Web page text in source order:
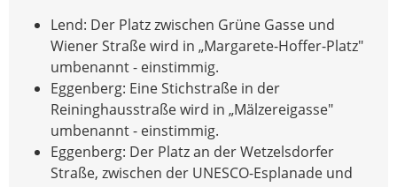
Lend: Der Platz zwischen Grüne Gasse und
Wiener Straße wird in „Margarete-Hoffer-Platz"
umbenannt - einstimmig.
Eggenberg: Eine Stichstraße in der
Reininghausstraße wird in „Mälzereigasse"
umbenannt - einstimmig.
Eggenberg: Der Platz an der Wetzelsdorfer
Straße, zwischen der UNESCO-Esplanade und